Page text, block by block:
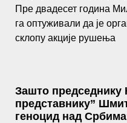
Пре двадесет година
га оптуживали да је
склопу акције рушења
Зашто председнику
представнику”
геноцид над